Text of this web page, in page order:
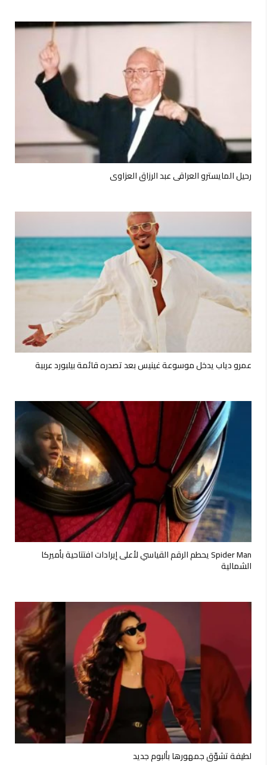
رحيل المايسترو العراقي عبد الرزاق العزاوي
عمرو دياب يدخل موسوعة غينيس بعد تصدره قائمة بيلبورد عربية
Spider Man يحطم الرقم القياسي لأعلى إيرادات افتتاحية بأميركا
الشمالية
لطيفة تشوّق جمهورها بألبوم جديد